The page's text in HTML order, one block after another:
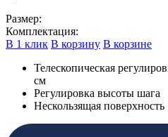
Размер:
Комплектация:
В 1 клик В корзину В корзине
Телескопическая
см
Регулировка высоты шага
Нескользящая поверхность